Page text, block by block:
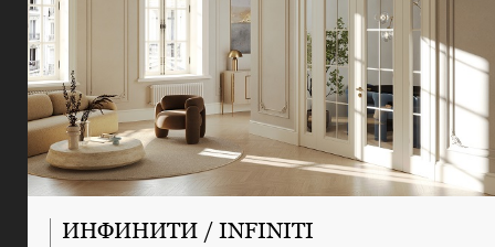
ИНФИНИТИ / INFINITI